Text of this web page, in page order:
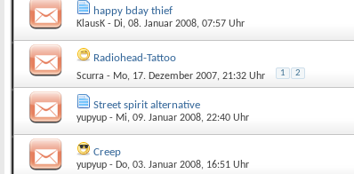
happy bday thief
KlausK - Di, 08. Januar 2008, 07:57 Uhr
Radiohead-Tattoo
Scurra - Mo, 17. Dezember 2007, 21:32 Uhr 1 2
Street spirit alternative
yupyup - Mi, 09. Januar 2008, 22:40 Uhr
Creep
yupyup - Do, 03. Januar 2008, 16:51 Uhr